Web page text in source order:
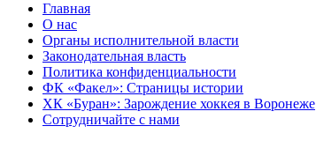
Главная
О нас
Органы исполнительной власти
Законодательная власть
Политика конфиденциальности
ФК «Факел»: Страницы истории
ХК «Буран»: Зарождение хоккея в Воронеже
Сотрудничайте с нами